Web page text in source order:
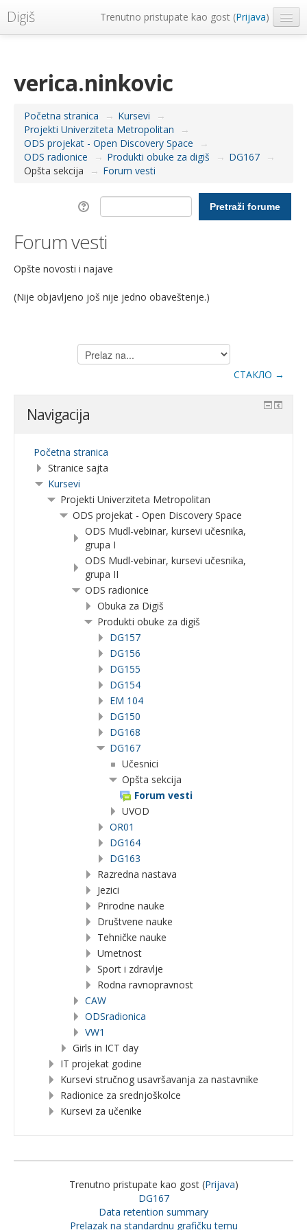
Digiš Trenutno pristupate kao gost (Prijava)
Srpski ‎(sr_lt)‎
verica.ninkovic
Početna stranica → Kursevi
→
Projekti Univerziteta Metropolitan
→
ODS projekat - Open Discovery Space
→
ODS radionice
→ Produkti obuke za digiš → DG167
→
Opšta sekcija
→ Forum vesti
Forum vesti
Opšte novosti i najave
(Nije objavljeno još nije jedno obaveštenje.)
Prelaz
na...
СТАКЛО →
Navigacija
Početna stranica
Stranice sajta
Kursevi
Projekti Univerziteta Metropolitan
ODS projekat - Open Discovery Space
ODS Mudl-vebinar, kursevi učesnika,
grupa I
ODS Mudl-vebinar, kursevi učesnika,
grupa II
ODS radionice
Obuka za Digiš
Produkti obuke za digiš
DG157
DG156
DG155
DG154
EM 104
DG150
DG168
DG167
Učesnici
Opšta sekcija
Forum vesti
UVOD
OR01
DG164
DG163
Razredna nastava
Jezici
Prirodne nauke
Društvene nauke
Tehničke nauke
Umetnost
Sport i zdravlje
Rodna ravnopravnost
CAW
ODSradionica
VW1
Girls in ICT day
IT projekat godine
Kursevi stručnog usavršavanja za nastavnike
Radionice za srednjoškolce
Kursevi za učenike
Trenutno pristupate kao gost (Prijava)
DG167
Data retention summary
Prelazak na standardnu grafičku temu